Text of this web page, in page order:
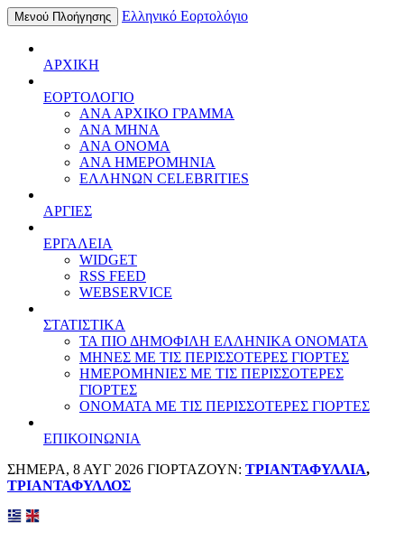
Μενού Πλοήγησης Ελληνικό Εορτολόγιο
ΑΡΧΙΚΗ
ΕΟΡΤΟΛΟΓΙΟ
ΑΝΑ ΑΡΧΙΚΟ ΓΡΑΜΜΑ
ΑΝΑ ΜΗΝΑ
ΑΝΑ ΟΝΟΜΑ
ΑΝΑ ΗΜΕΡΟΜΗΝΙΑ
ΕΛΛΗΝΩΝ CELEBRITIES
ΑΡΓΙΕΣ
ΕΡΓΑΛΕΙΑ
WIDGET
RSS FEED
WEBSERVICE
ΣΤΑΤΙΣΤΙΚΑ
ΤΑ ΠΙΟ ΔΗΜΟΦΙΛΗ ΕΛΛΗΝΙΚΑ ΟΝΟΜΑΤΑ
ΜΗΝΕΣ ΜΕ ΤΙΣ ΠΕΡΙΣΣΟΤΕΡΕΣ ΓΙΟΡΤΕΣ
ΗΜΕΡΟΜΗΝΙΕΣ ΜΕ ΤΙΣ ΠΕΡΙΣΣΟΤΕΡΕΣ
ΓΙΟΡΤΕΣ
ΟΝΟΜΑΤΑ ΜΕ ΤΙΣ ΠΕΡΙΣΣΟΤΕΡΕΣ ΓΙΟΡΤΕΣ
ΕΠΙΚΟΙΝΩΝΙΑ
ΣΗΜΕΡΑ, 8 ΑΥΓ 2026 ΓΙΟΡΤΑΖΟΥΝ: ΤΡΙΑΝΤΑΦΥΛΛΙΑ,
ΤΡΙΑΝΤΑΦΥΛΛΟΣ